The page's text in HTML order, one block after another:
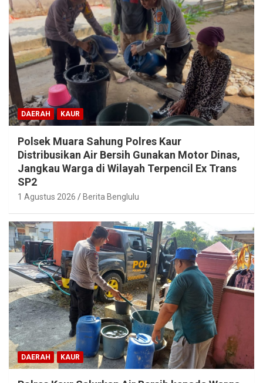
DAERAH KAUR
Polsek Muara Sahung Polres Kaur
Distribusikan Air Bersih Gunakan Motor Dinas,
Jangkau Warga di Wilayah Terpencil Ex Trans
SP2
1 Agustus 2026 Berita Benglulu
DAERAH KAUR